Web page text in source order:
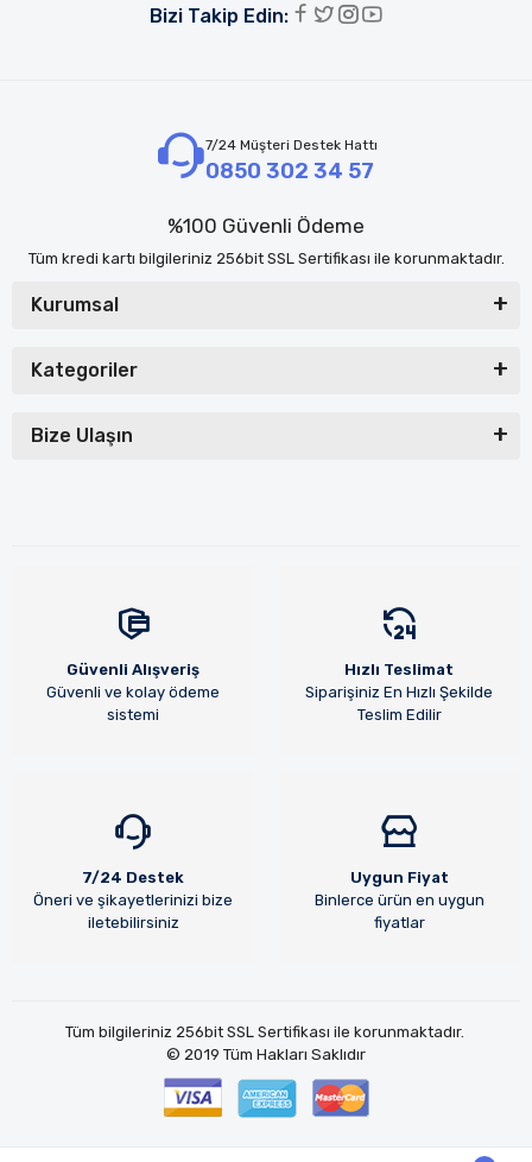
Bizi Takip Edin:
7/24 Müşteri Destek Hattı
0850 302 34 57
%100 Güvenli Ödeme
Tüm kredi kartı bilgileriniz 256bit SSL Sertifikası ile korunmaktadır.
Kurumsal
Kategoriler
Bize Ulaşın
Güvenli Alışveriş
Güvenli ve kolay ödeme
sistemi
Hızlı Teslimat
Siparişiniz En Hızlı Şekilde
Teslim Edilir
7/24 Destek
Öneri ve şikayetlerinizi bize
iletebilirsiniz
Uygun Fiyat
Binlerce ürün en uygun
fiyatlar
Tüm bilgileriniz 256bit SSL Sertifikası ile korunmaktadır.
© 2019 Tüm Hakları Saklıdır